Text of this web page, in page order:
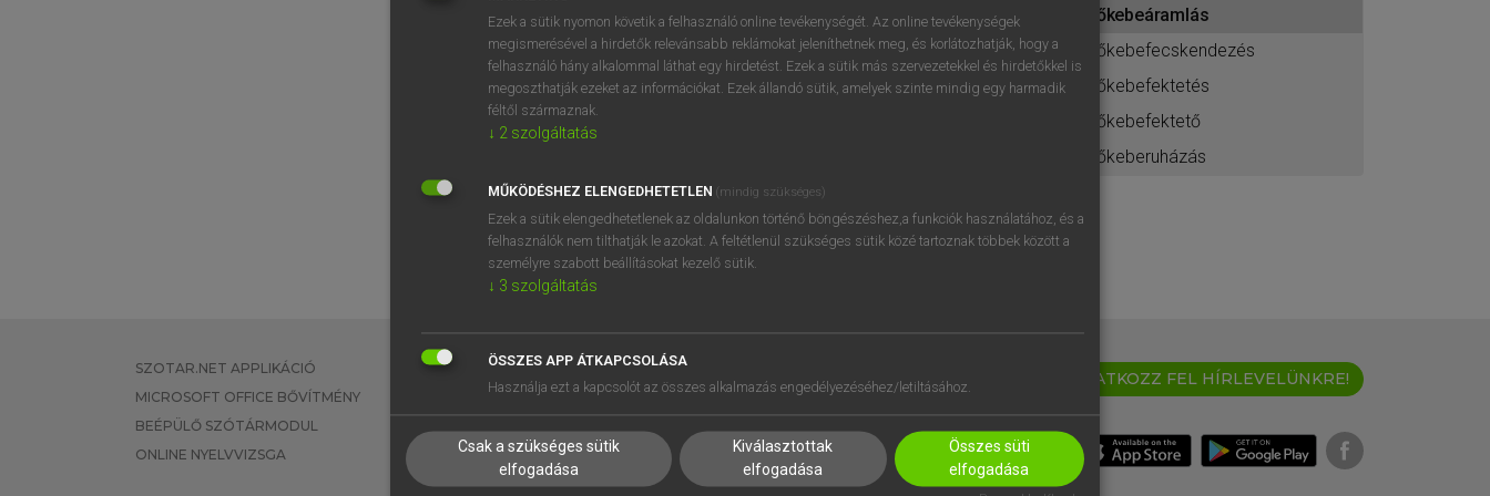
BELÉPÉS
próbaverziójának elindításához
regisztrálok ésbelépek.
REGISZTRÁCIÓ
tőkebeáramlás
tőkebefecskendezés
tőkebefektetés
tőkebefektető
tőkeberuházás
SZOTAR.NET APPLIKÁCIÓ
MICROSOFT OFFICE BŐVÍTMÉNY
BEÉPÜLŐ SZÓTÁRMODUL
ONLINE NYELVVIZSGA
EGYÉNI FELHASZNÁLÓKNAK
TANULÓKNAK
VÁLLALATI MEGOLDÁSOK
SÚGÓ
RÓLUNK
SÜTI BEÁLLÍTÁSOK
IRATKOZZ FEL HÍRLEVELÜNKRE!
Ezek a sütik nyomon követik a felhasználó online tevékenységét. Az online tevékenységek
megismerésével a hirdetők relevánsabb reklámokat jeleníthetnek meg, és korlátozhatják, hogy a
felhasználó hány alkalommal láthat egy hirdetést. Ezek a sütik más szervezetekkel és hirdetőkkel is
megoszthatják ezeket az információkat. Ezek állandó sütik, amelyek szinte mindig egy harmadik
féltől származnak.
↓ 2 szolgáltatás
MŰKÖDÉSHEZ ELENGEDHETETLEN (mindig szükséges)
Ezek a sütik elengedhetetlenek az oldalunkon történő böngészéshez,a funkciók használatához, és a
felhasználók nem tilthatják le azokat. A feltétlenül szükséges sütik közé tartoznak többek között a
személyre szabott beállításokat kezelő sütik.
↓ 3 szolgáltatás
ÖSSZES APP ÁTKAPCSOLÁSA
Használja ezt a kapcsolót az összes alkalmazás engedélyezéséhez/letiltásához.
Csak a szükséges sütik
elfogadása
Kiválasztottak
elfogadása
Összes süti
elfogadása